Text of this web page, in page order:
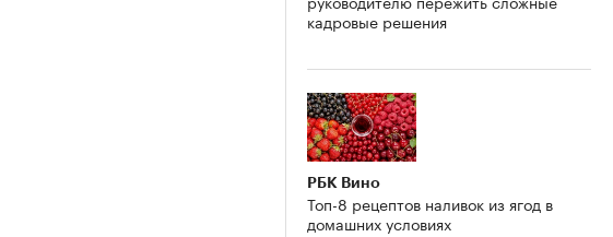
кадровые решения
РБК Вино
Топ-8 рецептов наливок из ягод в
домашних условиях